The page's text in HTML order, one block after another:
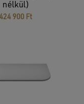
nélkül)
424 900 Ft